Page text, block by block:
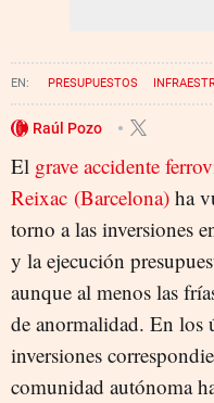
PRESUPUESTOS
RODALIES
Raúl Pozo
El grave accidente
Reixac (Barcelona) ha
torno a las inversiones
y la ejecución
aunque al menos las
de anormalidad. En los
inversiones
comunidad autónoma